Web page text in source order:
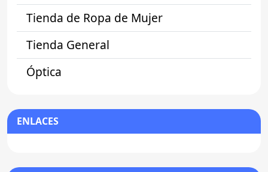
Tienda de Ropa de Mujer
Tienda General
Óptica
ENLACES